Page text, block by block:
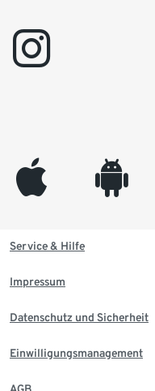
instagram
appleinc android
Service & Hilfe
Impressum
Datenschutz und Sicherheit
Einwilligungsmanagement
AGB